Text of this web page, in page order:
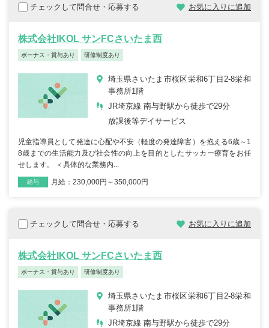
チェックして問合せ・応募する お気に入りに追加
株式会社IKOL サンFCさいたま西
ボーナス・賞与あり 研修制度あり
埼玉県さいたま市桜区栄和6丁目2-8栄和
事務所1階
JR埼京線 南与野駅から徒歩で29分
放課後等デイサービス
児童指導員として発達に心配や不安（軽度の発達障害）を抱える6歳～1
8歳までの生活能力及び社会性の向上を目的としたサッカー療育をお任
せします。 ＜具体的な業務内...
職種
雇用形態
給与 月給：230,000円～350,000円
チェックして問合せ・応募する お気に入りに追加
株式会社IKOL サンFCさいたま西
ボーナス・賞与あり 研修制度あり
埼玉県さいたま市桜区栄和6丁目2-8栄和
事務所1階
JR埼京線 南与野駅から徒歩で29分